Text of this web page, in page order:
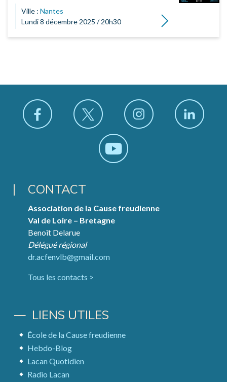
Ville : Nantes
Lundi 8 décembre 2025 / 20h30
Lire la suite
CONTACT
Association de la Cause freudienne
Val de Loire – Bretagne
Benoît Delarue
Délégué régional
dr.acfenvlb@gmail.com
Tous les contacts >
LIENS UTILES
École de la Cause freudienne
Hebdo-Blog
Lacan Quotidien
Radio Lacan